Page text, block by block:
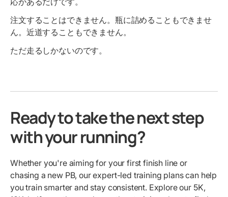
注文することはできません。瓶に詰めることもできませ
ん。近道することもできません。
ただ走るしかないのです。
Ready to take the next step
with your running?
Whether you're aiming for your first finish line or
chasing a new PB, our expert-led training plans can help
you train smarter and stay consistent. Explore our 5K,